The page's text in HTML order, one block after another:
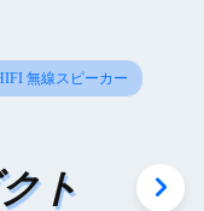
無線スピーカー
ト